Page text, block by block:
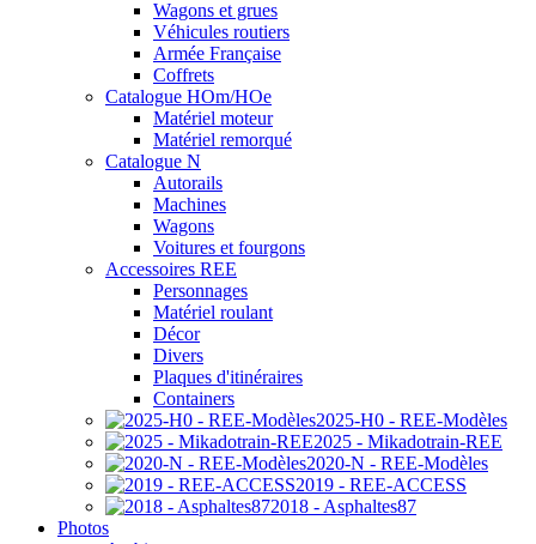
Wagons et grues
Véhicules routiers
Armée Française
Coffrets
Catalogue HOm/HOe
Matériel moteur
Matériel remorqué
Catalogue N
Autorails
Machines
Wagons
Voitures et fourgons
Accessoires REE
Personnages
Matériel roulant
Décor
Divers
Plaques d'itinéraires
Containers
2025-H0 - REE-Modèles
2025 - Mikadotrain-REE
2020-N - REE-Modèles
2019 - REE-ACCESS
2018 - Asphaltes87
Photos